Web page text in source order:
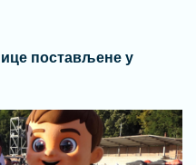
постављене у